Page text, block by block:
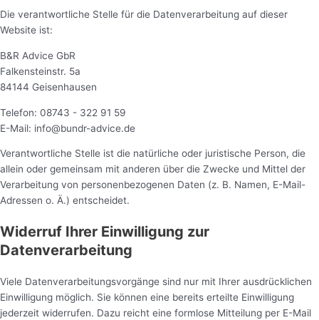
Die verantwortliche Stelle für die Datenverarbeitung auf dieser
Website ist:
B&R Advice GbR
Falkensteinstr. 5a
84144 Geisenhausen
Telefon: 08743 - 322 91 59
E-Mail: info@bundr-advice.de
Verantwortliche Stelle ist die natürliche oder juristische Person, die
allein oder gemeinsam mit anderen über die Zwecke und Mittel der
Verarbeitung von personenbezogenen Daten (z. B. Namen, E-Mail-
Adressen o. Ä.) entscheidet.
Widerruf Ihrer Einwilligung zur
Datenverarbeitung
Viele Datenverarbeitungsvorgänge sind nur mit Ihrer ausdrücklichen
Einwilligung möglich. Sie können eine bereits erteilte Einwilligung
jederzeit widerrufen. Dazu reicht eine formlose Mitteilung per E-Mail